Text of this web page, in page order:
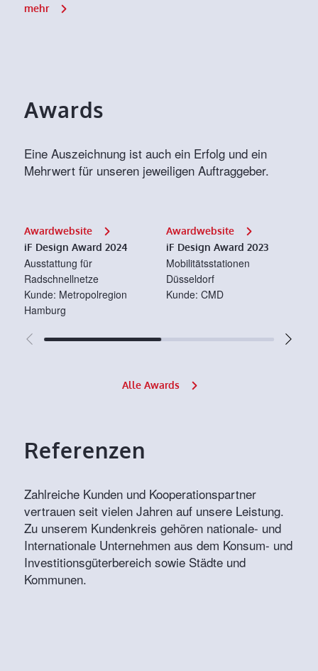
mehr
Awards
Eine Auszeichnung ist auch ein Erfolg und ein
Mehrwert für unseren jeweiligen Auftraggeber.
Awardwebsite
iF Design Award 2024
Ausstattung für
Radschnellnetze
Kunde: Metropolregion
Hamburg
Awardwebsite
iF Design Award 2023
Mobilitätsstationen
Düsseldorf
Kunde: CMD
Alle Awards
Referenzen
Zahlreiche Kunden und Kooperationspartner
vertrauen seit vielen Jahren auf unsere Leistung.
Zu unserem Kundenkreis gehören nationale- und
Internationale Unternehmen aus dem Konsum- und
Investitionsgüterbereich sowie Städte und
Kommunen.